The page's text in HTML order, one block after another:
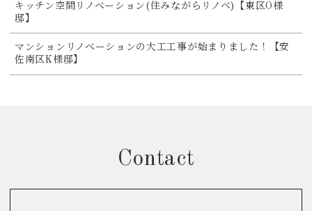
キッチン空間リノベーション(住みながらリノベ)【東区O様
邸】
マンションリノベーションの大工工事が始まりました！【安
佐南区K様邸】
Contact